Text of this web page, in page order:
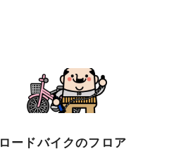
ロードバイクのフロア